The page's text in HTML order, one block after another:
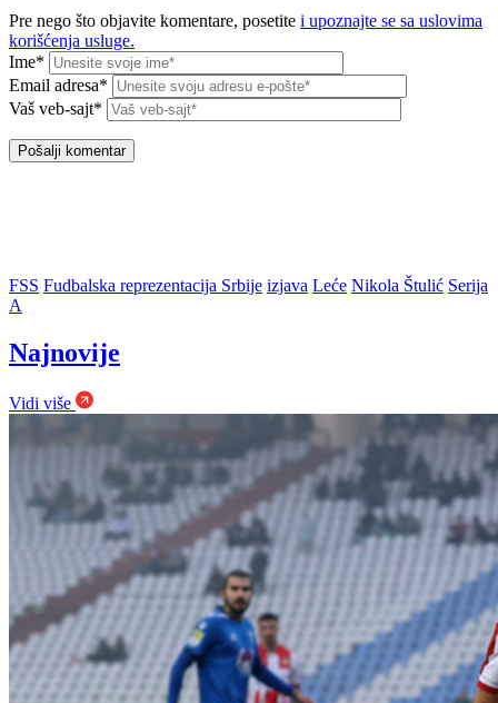
Pre nego što objavite komentare, posetite i upoznajte se sa uslovima
korišćenja usluge.
Ime*
Email adresa*
Vaš veb-sajt*
FSS Fudbalska reprezentacija Srbije izjava Leće Nikola Štulić Serija
A
Najnovije
Vidi više